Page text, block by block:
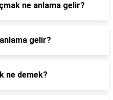
ne anlama gelir?
gelir?
ne demek?